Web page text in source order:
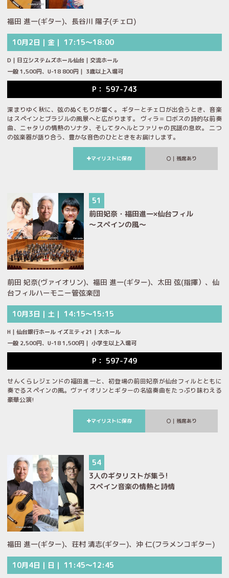
福田 進一(ギター)、長谷川 陽子(チェロ)
10月2日｜金｜ 17:15～18:00
D｜日立システムズホール仙台｜交流ホール
一般 1,500円、U-18 800円｜ 3歳以上入場可
P： 597-743
深まりゆく秋に、弦のぬくもりが響く。 ギターとチェロが出会うとき、音楽
はスペインとブラジルの風景へと広がります。 ヴィラ＝ロボスの詩的な前奏
曲、ニャタリの情熱のソナタ、そしてタヘルとファリャの民謡の息吹。 二つ
の弦楽器が語り合う、豊かな音色のひとときをお届けします。
マイリストに保存 ｜残席あり
51
前田妃奈・福田進一×仙台フィル
～スペインの風～
前田 妃奈(ヴァイオリン)、福田 進一(ギター)、太田 弦(指揮）、仙
台フィルハーモニー管弦楽団
10月3日｜土｜ 14:15～15:15
H｜仙台銀行ホール イズミティ21｜大ホール
一般 2,500円、U-18 1,500円｜ 小学生以上入場可
P： 597-749
せんくらレジェンドの福田進一と、初登場の前田妃奈が仙台フィルとともに
奏でるスペインの風。ヴァイオリンとギターの名協奏曲をたっぷり味わえる
豪華公演!
マイリストに保存 ｜残席あり
54
3人のギタリストが集う!
スペイン音楽の情熱と詩情
福田 進一(ギター)、荘村 清志(ギター)、沖 仁(フラメンコギター)
10月4日｜日｜ 11:45～12:45